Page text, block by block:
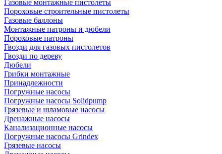
Газовые монтажные пистолеты
Пороховые строительные пистолеты
Газовые баллоны
Монтажные патроны и дюбели
Пороховые патроны
Гвозди для газовых пистолетов
Гвозди по дереву
Дюбели
Грибки монтажные
Принадлежности
Погружные насосы
Погружные насосы Solidpump
Грязевые и шламовые насосы
Дренажные насосы
Канализационные насосы
Погружные насосы Grindex
Грязевые насосы